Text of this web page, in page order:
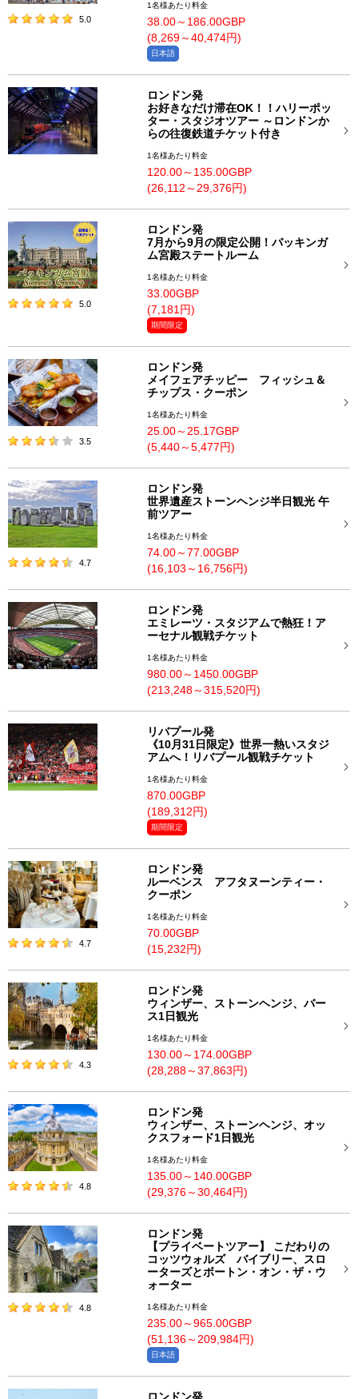
5.0
1名様あたり料金
38.00～186.00GBP
(8,269～40,474円)
日本語
ロンドン発
お好きなだけ滞在OK！！ハリーポッ
ター・スタジオツアー ～ロンドンか
らの往復鉄道チケット付き
1名様あたり料金
120.00～135.00GBP
(26,112～29,376円)
5.0
ロンドン発
7月から9月の限定公開！バッキンガ
ム宮殿ステートルーム
1名様あたり料金
33.00GBP
(7,181円)
期間限定
3.5
ロンドン発
メイフェアチッピー フィッシュ＆
チップス・クーポン
1名様あたり料金
25.00～25.17GBP
(5,440～5,477円)
4.7
ロンドン発
世界遺産ストーンヘンジ半日観光 午
前ツアー
1名様あたり料金
74.00～77.00GBP
(16,103～16,756円)
ロンドン発
エミレーツ・スタジアムで熱狂！ア
ーセナル観戦チケット
1名様あたり料金
980.00～1450.00GBP
(213,248～315,520円)
リバプール発
《10月31日限定》世界一熱いスタジ
アムへ！リバプール観戦チケット
1名様あたり料金
870.00GBP
(189,312円)
期間限定
4.7
ロンドン発
ルーベンス アフタヌーンティー・
クーポン
1名様あたり料金
70.00GBP
(15,232円)
4.3
ロンドン発
ウィンザー、ストーンヘンジ、バー
ス1日観光
1名様あたり料金
130.00～174.00GBP
(28,288～37,863円)
4.8
ロンドン発
ウィンザー、ストーンヘンジ、オッ
クスフォード1日観光
1名様あたり料金
135.00～140.00GBP
(29,376～30,464円)
4.8
ロンドン発
【プライベートツアー】 こだわりの
コッツウォルズ バイブリー、スロ
ーターズとボートン・オン・ザ・ウ
ォーター
1名様あたり料金
235.00～965.00GBP
(51,136～209,984円)
日本語